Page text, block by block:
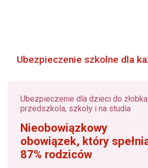
Ubezpieczenie szkolne dla
Ubezpieczenie dla dzieci do
przedszkola, szkoły i na studia
Nieobowiązkowy
obowiązek, który
87% rodziców